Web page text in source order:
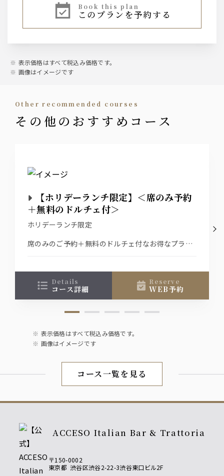
サントリー ザ・プレミアム・モルツ〈香る〉エール
スパークリング、白ワイン、赤ワイン
サワー
ハイボール
ソフトドリンク
book this plan
このプランを予約する
表示価格はすべて税込み価格です。
画像はイメージです
other recommended courses
その他のおすすめコース
【ホリデーランチ限定】＜席のみ予約
＋無料のドルチェ付＞
ホリデーランチ限定
席のみのご予約＋無料のドルチェ付なお得なプラン
ドルチェのご用意は前日までのご予約の方限定とさ
せて頂きます
ご理解賜りますよう宜しくお願いいたします
details
コース詳細
reserve
WEB予約
表示価格はすべて税込み価格です。
画像はイメージです
コース一覧を見る
ACCESO Italian Bar & Trattoria
〒150-0002
東京都 渋谷区渋谷2-22-3渋谷東口ビル2F